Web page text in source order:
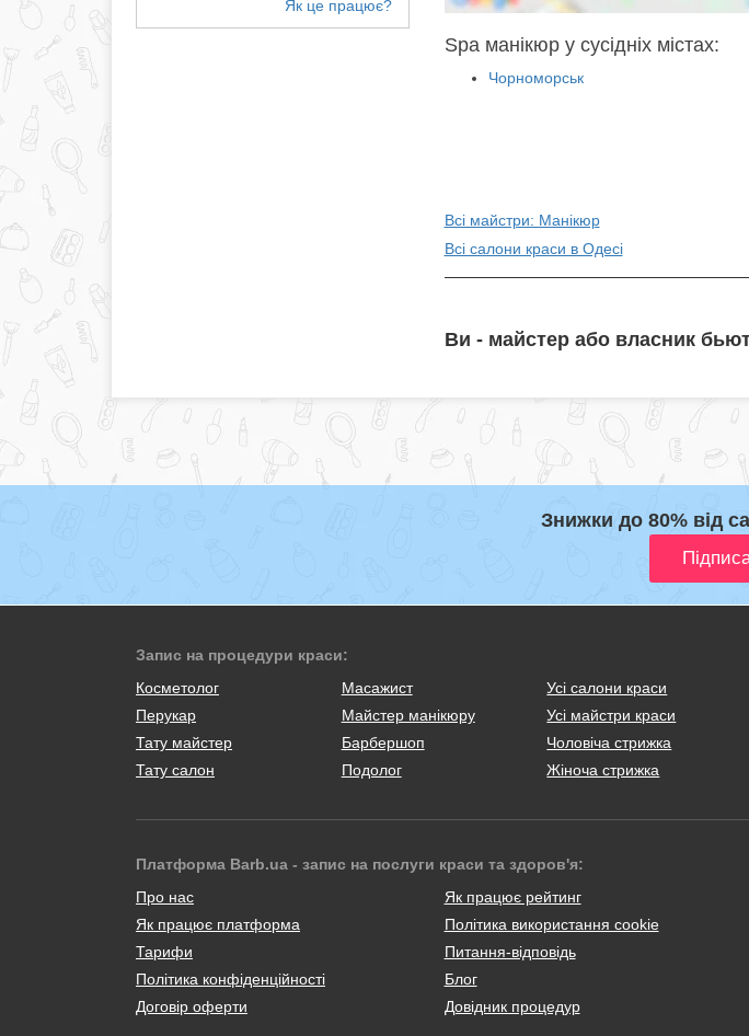
Spa манікюр у сусідніх містах:
Чорноморськ
Всі майстри: Манікюр
Всі салони краси в Одесі
Ви - майстер або власник
Знижки до 80% від
Запис на процедури краси:
Косметолог
Масажист
Перукар
Майстер манікюру
Тату майстер
Барбершоп
Тату салон
Подолог
Усі салони краси
Усі майстри краси
Чоловіча стрижка
Жіноча стрижка
Платформа Barb.ua - запис на послуги краси та здоров'я:
Про нас
Як працює платформа
Тарифи
Політика конфіденційності
Договір оферти
Як працює рейтинг
Політика використання cookie
Питання-відповідь
Блог
Довідник процедур